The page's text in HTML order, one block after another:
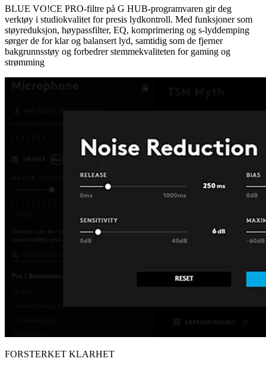
BLUE VO!CE PRO-filtre på G HUB-programvaren gir deg
verktøy i studiokvalitet for presis lydkontroll. Med funksjoner som
støyreduksjon, høypassfilter, EQ, komprimering og s-lyddemping
sørger de for klar og balansert lyd, samtidig som de fjerner
bakgrunnsstøy og forbedrer stemmekvaliteten for gaming og
strømming
FORSTERKET KLARHET